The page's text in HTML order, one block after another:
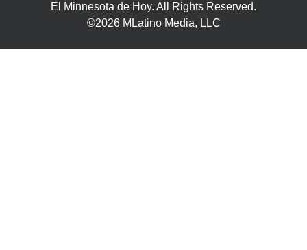
El Minnesota de Hoy. All Rights Reserved.
©2026 MLatino Media, LLC